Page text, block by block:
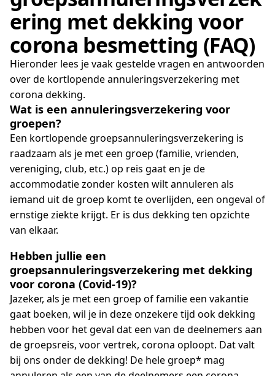
ering met dekking voor
corona besmetting (FAQ)
Hieronder lees je vaak gestelde vragen en antwoorden
over de kortlopende annuleringsverzekering met
corona dekking.
Wat is een annuleringsverzekering voor
groepen?
Een kortlopende groepsannuleringsverzekering is
raadzaam als je met een groep (familie, vrienden,
vereniging, club, etc.) op reis gaat en je de
accommodatie zonder kosten wilt annuleren als
iemand uit de groep komt te overlijden, een ongeval of
ernstige ziekte krijgt. Er is dus dekking ten opzichte
van elkaar.
Hebben jullie een
groepsannuleringsverzekering met dekking
voor corona (Covid-19)?
Jazeker, als je met een groep of familie een vakantie
gaat boeken, wil je in deze onzekere tijd ook dekking
hebben voor het geval dat een van de deelnemers aan
de groepsreis, voor vertrek, corona oploopt. Dat valt
bij ons onder de dekking! De hele groep* mag